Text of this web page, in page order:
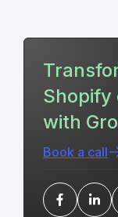
Shopify
with
Book a call